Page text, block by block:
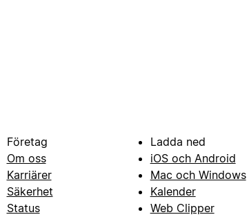
Företag
Om oss
Karriärer
Säkerhet
Status
Ladda ned
iOS och Android
Mac och Windows
Kalender
Web Clipper